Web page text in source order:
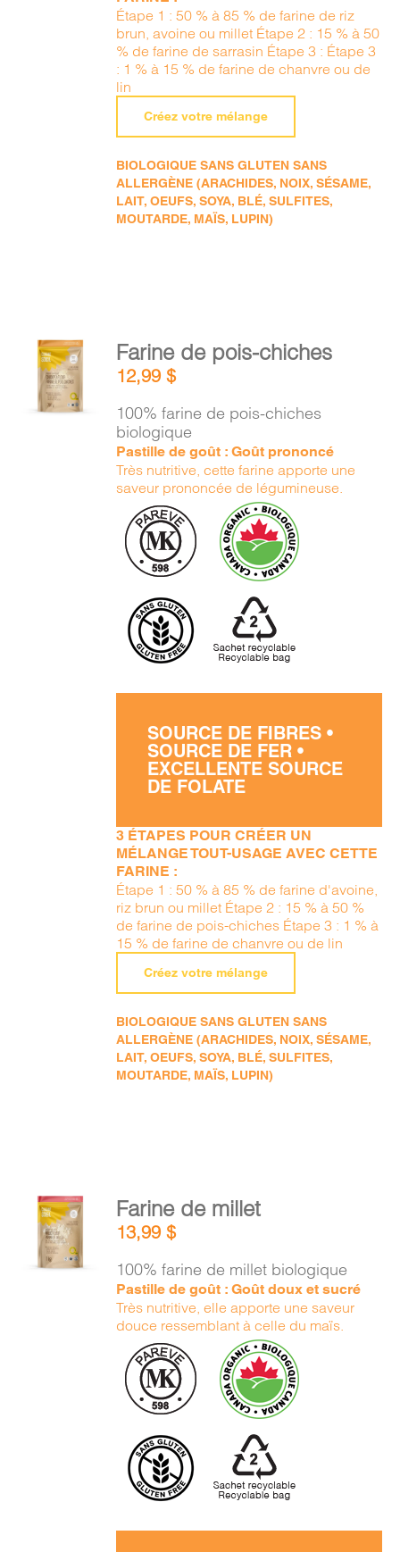
Étape 1 : 50 % à 85 % de farine de riz
brun, avoine ou millet Étape 2 : 15 % à 50
% de farine de sarrasin Étape 3 : Étape 3
: 1 % à 15 % de farine de chanvre ou de
lin
Créez votre mélange
BIOLOGIQUE SANS GLUTEN SANS
ALLERGÈNE (ARACHIDES, NOIX, SÉSAME,
LAIT, OEUFS, SOYA, BLÉ, SULFITES,
MOUTARDE, MAÏS, LUPIN)
AJOUTER
AU
PANIER
Farine de pois-chiches
12,99$
100% farine de pois-chiches
biologique
Pastille de goût : Goût prononcé
Très nutritive, cette farine apporte une
saveur prononcée de légumineuse.
SOURCE DE FIBRES •
SOURCE DE FER •
EXCELLENTE SOURCE
DE FOLATE
3 ÉTAPES POUR CRÉER UN
MÉLANGE TOUT-USAGE AVEC CETTE
FARINE :
Étape 1 : 50 % à 85 % de farine d'avoine,
riz brun ou millet Étape 2 : 15 % à 50 %
de farine de pois-chiches Étape 3 : 1 % à
15 % de farine de chanvre ou de lin
Créez votre mélange
BIOLOGIQUE SANS GLUTEN SANS
ALLERGÈNE (ARACHIDES, NOIX, SÉSAME,
LAIT, OEUFS, SOYA, BLÉ, SULFITES,
MOUTARDE, MAÏS, LUPIN)
AJOUTER
AU
PANIER
Farine de millet
13,99$
100% farine de millet biologique
Pastille de goût : Goût doux et sucré
Très nutritive, elle apporte une saveur
douce ressemblant à celle du maïs.